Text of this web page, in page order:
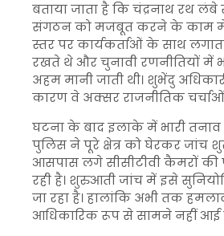
बताया जाता है कि चंद्रनाथ रथ लंबे
संगठन को मजबूत करने के काम में
स्तर पर कार्यकर्ताओं के साथ
रखते थे और चुनावी रणनीतियों में
अहम मानी जाती थी। शुभेंदु
कारण वे अक्सर राजनीतिक
घटना के बाद इलाके में भारी तनाव
पुलिस ने पूरे क्षेत्र को घेरकर जांच
आसपास लगे सीसीटीवी कैमरों
रही है। शुरुआती जांच में इसे
जा रहा है। हालांकि अभी तक
आधिकारिक रूप से सामने नहीं आई